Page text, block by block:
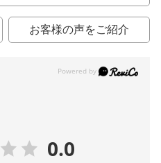
お客様の声をご紹介
0.0